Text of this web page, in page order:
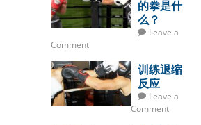
的拳是什
么？
Leave a
Comment
训练退缩
反应
Leave a
Comment